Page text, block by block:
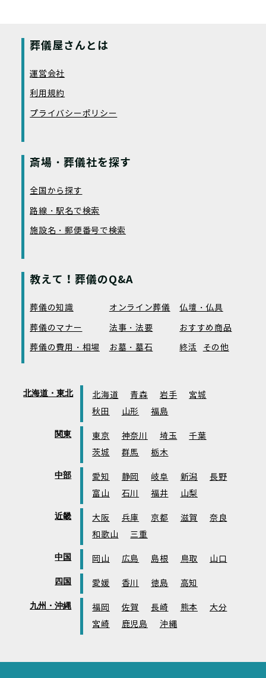
葬儀屋さんとは
運営会社
利用規約
プライバシーポリシー
斎場・葬儀社を探す
全国から探す
路線・駅名で検索
施設名・郵便番号で検索
教えて！葬儀のQ&A
葬儀の知識 オンライン葬儀
仏壇・仏具
葬儀のマナー
法事・法要
おすすめ商品
葬儀の費用・相場
お墓・墓石 終活 その他
北海道・東北 北海道 青森 岩手
宮城
秋田
山形 福島
関東 東京 神奈川 埼玉
千葉
茨城
群馬 栃木
中部 愛知 静岡 岐阜 新潟
長野
富山
石川 福井 山梨
近畿 大阪 兵庫 京都 滋賀
奈良
和歌山
三重
中国 岡山 広島 島根 鳥取 山口
四国 愛媛 香川 徳島 高知
九州・沖縄 福岡 佐賀 長崎 熊本
大分
宮崎
鹿児島 沖縄